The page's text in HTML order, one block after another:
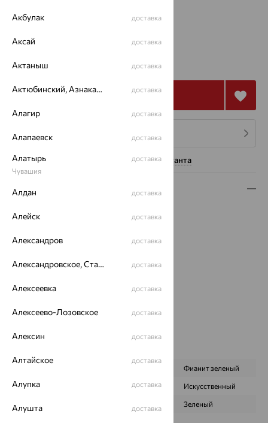
4 111
Купить
Нужна помощь консультанта
Описание
Вес:4.34
Проба:925
Вставка:Аметист
Бренд:INTALIA
Цвет вставки:
Наименование цвета вставки:
Микс
Фианит зеленый
ПРОИСХОЖДЕНИЕ Искусственный
Зеленый
Акбулак доставка
Аксай доставка
Актаныш доставка
Актюбинский, Азнакаевский район доставка
Алагир доставка
Алапаевск доставка
Алатырь
Чувашия
доставка
Алдан доставка
Алейск доставка
Александров доставка
Александровское, Ставропольский край доставка
Алексеевка доставка
Алексеево-Лозовское доставка
Алексин доставка
Алтайское доставка
Алупка доставка
Алушта доставка